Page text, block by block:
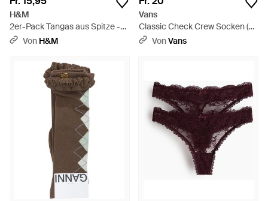
H&M
2er-Pack Tangas aus Spitze -
PinkVon H&M
Vans
Classic Check Crew Socken (3
Paar) Größe: Xs (31-34) - Weiß
VonVans